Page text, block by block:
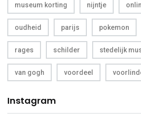
museum korting nijntje
oudheid parijs pokemon
rages schilder stedelijk
van gogh voordeel
Instagram